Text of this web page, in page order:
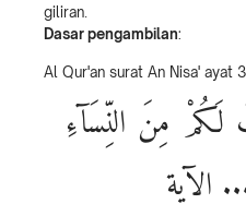
giliran.
Dasar pengambilan:
Al Qur'an surat An Nisa' ayat
مِنَ النِّسَآءِ
الآية